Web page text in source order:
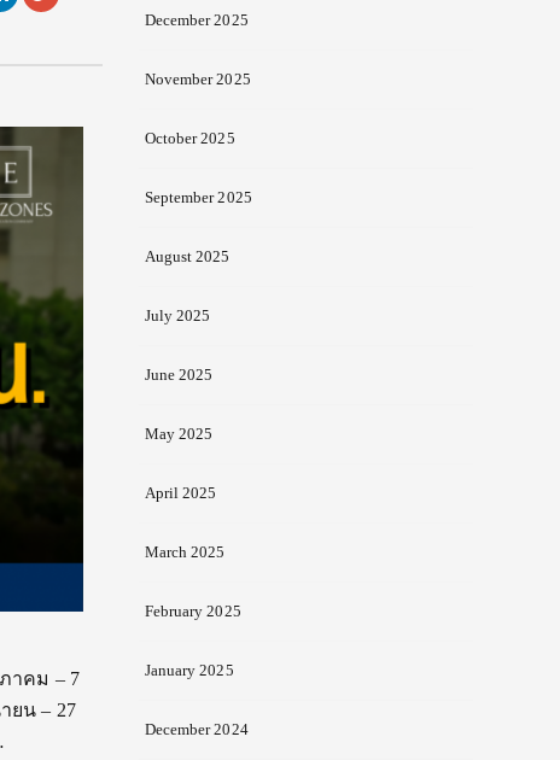
าคม – 7
ยน – 27
December 2025
November 2025
October 2025
September 2025
August 2025
July 2025
June 2025
May 2025
April 2025
March 2025
February 2025
January 2025
December 2024